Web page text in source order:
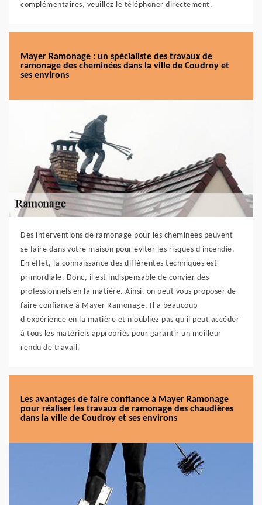
complémentaires, veuillez le téléphoner directement.
Mayer Ramonage : un spécialiste des travaux de
ramonage des cheminées dans la ville de Coudroy et
ses environs
Des interventions de ramonage pour les cheminées peuvent
se faire dans votre maison pour éviter les risques d'incendie.
En effet, la connaissance des différentes techniques est
primordiale. Donc, il est indispensable de convier des
professionnels en la matière. Ainsi, on peut vous proposer de
faire confiance à Mayer Ramonage. Il a beaucoup
d'expérience en la matière et n'oubliez pas qu'il peut accéder
à tous les matériels appropriés pour garantir un meilleur
rendu de travail.
Les avantages de faire confiance à Mayer Ramonage
pour réaliser les travaux de ramonage des chaudières
dans la ville de Coudroy et ses environs